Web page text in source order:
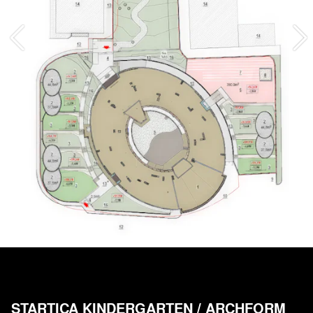
STARTICA KINDERGARTEN / ARCHFORM